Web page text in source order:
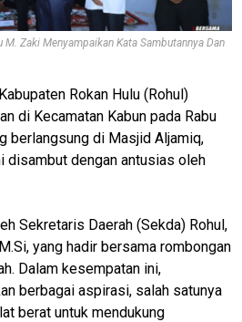
M. Zaki Menyampaikan Kata Sambutannya Dan
Rokan Hulu (Rohul)
di Kecamatan Kabun pada Rabu
berlangsung di Masjid Aljamiq,
disambut dengan antusias oleh
Sekretaris Daerah (Sekda) Rohul,
yang hadir bersama rombongan
Dalam kesempatan ini,
berbagai aspirasi, salah satunya
berat untuk mendukung